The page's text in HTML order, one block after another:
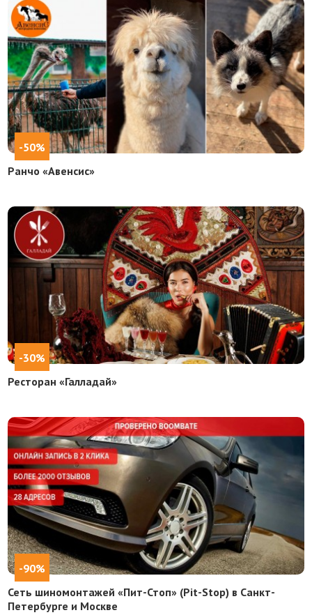
-50%
Ранчо «Авенсис»
-30%
Ресторан «Галладай»
-90%
Сеть шиномонтажей «Пит-Стоп» (Pit-Stop) в Санкт-
Петербурге и Москве